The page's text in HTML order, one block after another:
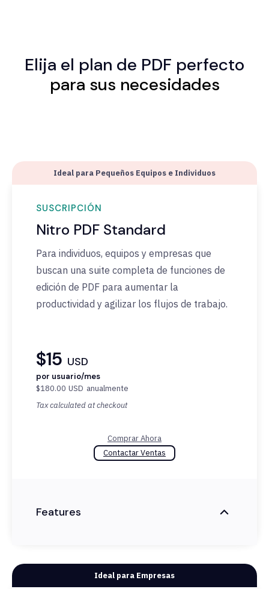
Elija el plan de PDF perfecto
para sus necesidades
Ideal para Pequeños Equipos e Individuos
SUSCRIPCIÓN
Nitro PDF Standard
Para individuos, equipos y empresas que
buscan una suite completa de funciones de
edición de PDF para aumentar la
productividad y agilizar los flujos de trabajo.
$15 USD
por usuario/mes
$180.00 USD anualmente
Tax calculated at checkout
Comprar Ahora
Contactar Ventas
Features
Ideal para Empresas